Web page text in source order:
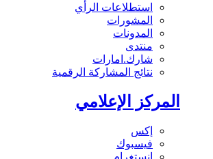
استطلاعات الرأي
المشورات
المدونات
منتدى
شارك.امارات
نتائج المشاركة الرقمية
المركز الإعلامي
إكس
فيسبوك